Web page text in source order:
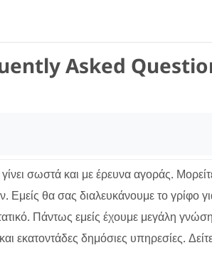
Asked
σωστά και με έρευνα αγοράς.
θα σας διαλευκάνουμε το γρίφο
Πάντως εμείς έχουμε μεγάλη
εκατοντάδες δημόσιες υπηρεσίες.